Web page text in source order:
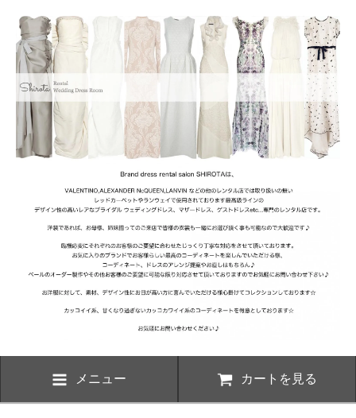
メニュー カートを見る